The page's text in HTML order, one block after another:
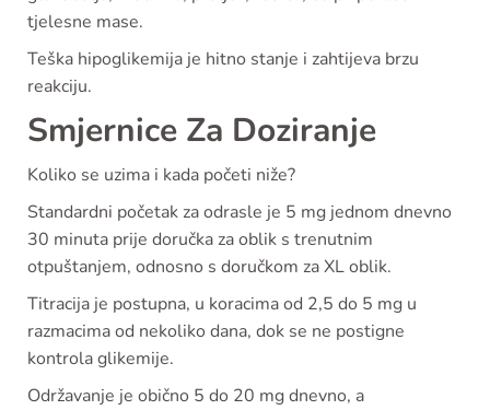
tjelesne mase.
Teška hipoglikemija je hitno stanje i zahtijeva brzu
reakciju.
Smjernice Za Doziranje
Koliko se uzima i kada početi niže?
Standardni početak za odrasle je 5 mg jednom dnevno
30 minuta prije doručka za oblik s trenutnim
otpuštanjem, odnosno s doručkom za XL oblik.
Titracija je postupna, u koracima od 2,5 do 5 mg u
razmacima od nekoliko dana, dok se ne postigne
kontrola glikemije.
Održavanje je obično 5 do 20 mg dnevno, a